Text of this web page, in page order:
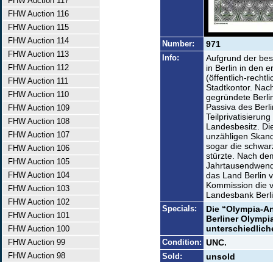
FHW Auction 116
FHW Auction 115
FHW Auction 114
FHW Auction 113
FHW Auction 112
FHW Auction 111
FHW Auction 110
FHW Auction 109
FHW Auction 108
FHW Auction 107
FHW Auction 106
FHW Auction 105
FHW Auction 104
FHW Auction 103
FHW Auction 102
FHW Auction 101
FHW Auction 100
FHW Auction 99
FHW Auction 98
Number: 971
Info:
Aufgrund der
in Berlin in den
(öffentlich-
Stadtkontor.
gegründete
Passiva des
Landesbesitz.
unzähligen
sogar die
stürzte. Nach
das Land Berlin
Kommission die
Landesbank
Specials:
Die “Olympia-
Berliner
Condition: UNC.
Sold: unsold